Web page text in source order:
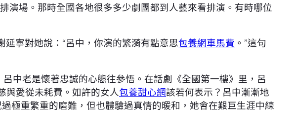
演場。那時全國各地很多多少劇團都到人藝來看排演。有時哪位
寧對她說：“呂中，你演的繁漪有點意思包養網車馬費 。”這句
中老是懷著忠誠的心態往參悟。在話劇《全國第一樓》里，呂
與愛從未耗費。如許的女人包養甜心網該若何表示？呂中漸漸地
極重繁重的磨難，但也體驗過真情的暖和，她會在艱巨生涯中練